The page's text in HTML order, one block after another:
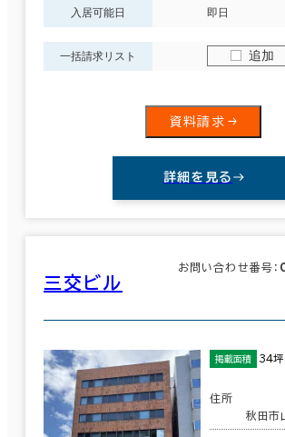
入居可能日 即日
一括請求リスト 追加
資料請求
詳細を見る
三交ビル
お問い合わせ番号：
掲載面積 34坪
住所
秋田
84室(13